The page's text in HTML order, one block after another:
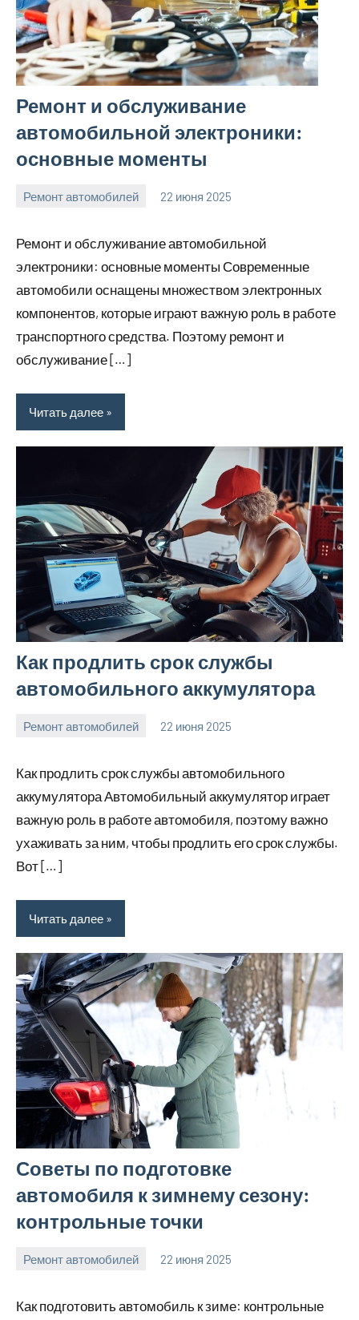
Ремонт и обслуживание
автомобильной электроники:
основные моменты
Ремонт автомобилей 22 июня 2025
Ремонт и обслуживание автомобильной
электроники: основные моменты Современные
автомобили оснащены множеством электронных
компонентов, которые играют важную роль в работе
транспортного средства. Поэтому ремонт и
обслуживание […]
Читать далее
Как продлить срок службы
автомобильного аккумулятора
Ремонт автомобилей 22 июня 2025
Как продлить срок службы автомобильного
аккумулятора Автомобильный аккумулятор играет
важную роль в работе автомобиля, поэтому важно
ухаживать за ним, чтобы продлить его срок службы.
Вот […]
Читать далее
Советы по подготовке
автомобиля к зимнему сезону:
контрольные точки
Ремонт автомобилей 22 июня 2025
Как подготовить автомобиль к зиме: контрольные